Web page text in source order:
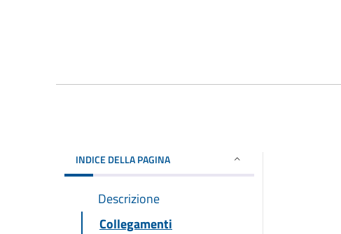
INDICE DELLA PAGINA
Descrizione
Collegamenti